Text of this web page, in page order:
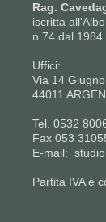
Rag.
iscritta
n.74 dal 1984
Uffici:
Via 14
44011
Tel. 0532
Fax 053
E-mail:
Partita IVA e